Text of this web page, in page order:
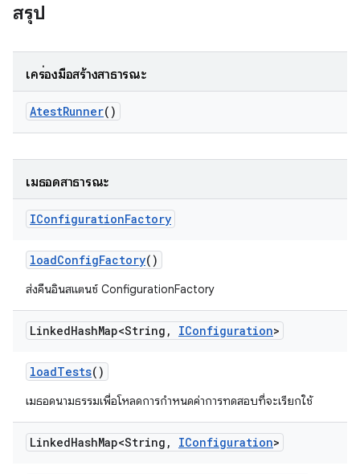
สรุป
เครื่องมือสร้างสาธารณะ
AtestRunner()
เมธอดสาธารณะ
IConfigurationFactory
loadConfigFactory()
ส่งคืนอินสแตนซ์ ConfigurationFactory
LinkedHashMap<String , IConfiguration>
loadTests()
เมธอดนามธรรมเพื่อโหลดการกำหนดค่าการทดสอบที่จะเรียกใช้
LinkedHashMap<String , IConfiguration>